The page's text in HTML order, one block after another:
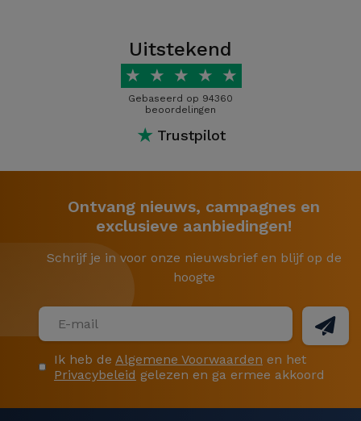
Uitstekend
★ ★ ★ ★ ★
Gebaseerd op 94360
beoordelingen
★ Trustpilot
Ontvang nieuws, campagnes en
exclusieve aanbiedingen!
Schrijf je in voor onze nieuwsbrief en blijf op de
hoogte
Ik heb de Algemene Voorwaarden en het
Privacybeleid gelezen en ga ermee akkoord